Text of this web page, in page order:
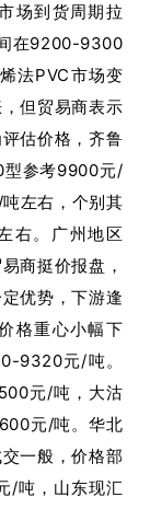
场到货周期拉
在9200-9300
法PVC市场变
但贸易商表示
估价格，齐鲁
型参考9900元/
左右，个别其
右。广州地区
商挺价报盘，
优势，下游逢
格重心小幅下
9320元/吨。
元/吨，大沽
元/吨。华北
一般，价格部
/吨，山东现汇